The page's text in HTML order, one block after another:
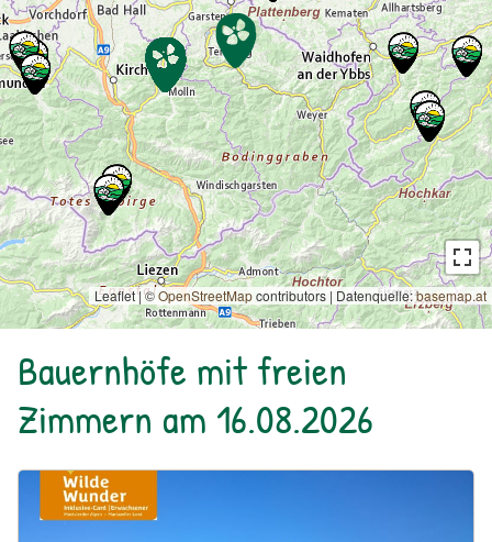
Leaflet | ©OpenStreetMapcontributors | Datenquelle:basemap.at
Bauernhöfe mit freien
Zimmern am 16.08.2026
Urlaub am Bauernhof: Bio Bauernhof Kurzeck